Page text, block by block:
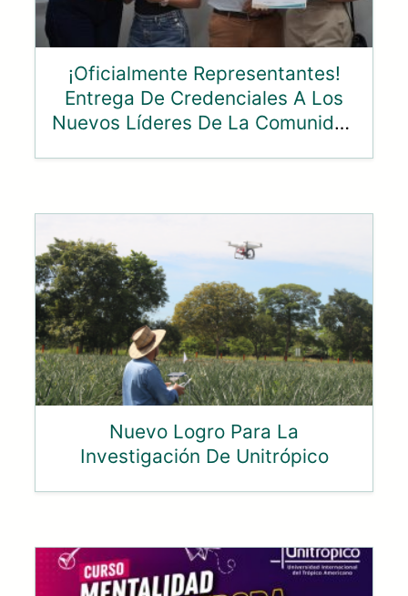
¡Oficialmente Representantes!
Entrega De Credenciales A Los
Nuevos Líderes De La Comunidad
Nuevo Logro Para La
Investigación De Unitrópico